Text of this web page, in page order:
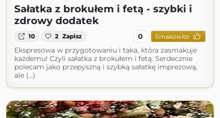
Sałatka z brokułem i fetą - szybki i
zdrowy dodatek
10 2 Zapisz 0 Smakowite
Ekspresowa w przygotowaniu i taka, która zasmakuje
każdemu! Czyli sałatka z brokułem i fetą. Serdecznie
polecam jako przepyszną i szybką sałatkę imprezową,
ale (...)